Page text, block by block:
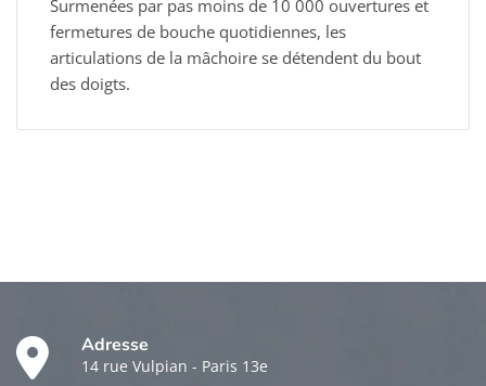
Surmenées par pas moins de 10 000 ouvertures et
fermetures de bouche quotidiennes, les
articulations de la mâchoire se détendent du bout
des doigts.
Adresse
14 rue Vulpian - Paris 13e